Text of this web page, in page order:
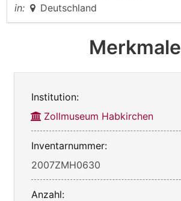
in:
Deutschland
Merkmale
Institution:
Zollmuseum Habkirchen
Inventarnummer:
2007ZMH0630
Anzahl: